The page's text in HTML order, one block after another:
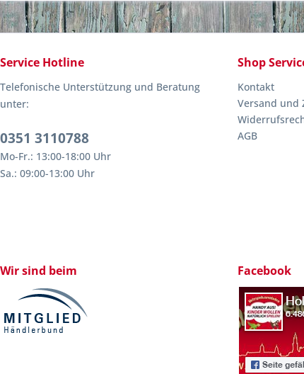
Service Hotline
Telefonische Unterstützung und Beratung
unter:
0351 3110788
Mo-Fr.: 13:00-18:00 Uhr
Sa.: 09:00-13:00 Uhr
Shop
Kontakt
Versand und
AGB
Wir sind beim Facebook